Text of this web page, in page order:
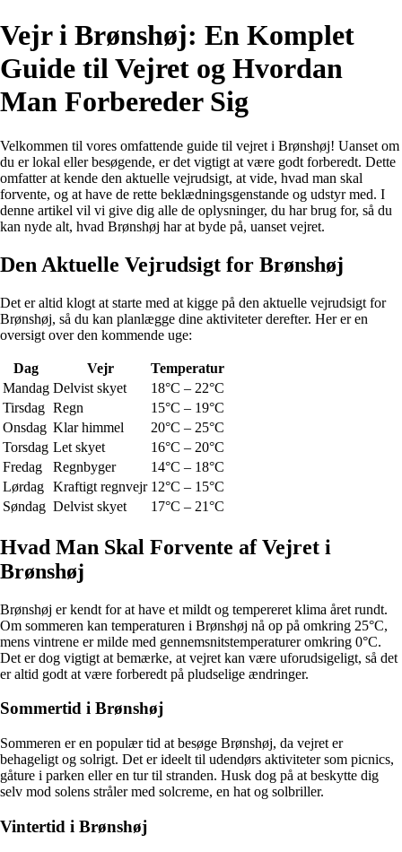
Vejr i Brønshøj: En Komplet
Guide til Vejret og Hvordan
Man Forbereder Sig
Velkommen til vores omfattende guide til vejret i Brønshøj! Uanset om
du er lokal eller besøgende, er det vigtigt at være godt forberedt. Dette
omfatter at kende den aktuelle vejrudsigt, at vide, hvad man skal
forvente, og at have de rette beklædningsgenstande og udstyr med. I
denne artikel vil vi give dig alle de oplysninger, du har brug for, så du
kan nyde alt, hvad Brønshøj har at byde på, uanset vejret.
Den Aktuelle Vejrudsigt for Brønshøj
Det er altid klogt at starte med at kigge på den aktuelle vejrudsigt for
Brønshøj, så du kan planlægge dine aktiviteter derefter. Her er en
oversigt over den kommende uge:
Dag Vejr
Temperatur
Mandag Delvist skyet
18°C – 22°C
Tirsdag Regn
15°C – 19°C
Onsdag Klar himmel
20°C – 25°C
Torsdag Let skyet
16°C – 20°C
Fredag
Regnbyger
14°C – 18°C
Lørdag Kraftigt regnvejr 12°C – 15°C
Søndag Delvist skyet 17°C – 21°C
Hvad Man Skal Forvente af Vejret i
Brønshøj
Brønshøj er kendt for at have et mildt og tempereret klima året rundt.
Om sommeren kan temperaturen i Brønshøj nå op på omkring 25°C,
mens vintrene er milde med gennemsnitstemperaturer omkring 0°C.
Det er dog vigtigt at bemærke, at vejret kan være uforudsigeligt, så det
er altid godt at være forberedt på pludselige ændringer.
Sommertid i Brønshøj
Sommeren er en populær tid at besøge Brønshøj, da vejret er
behageligt og solrigt. Det er ideelt til udendørs aktiviteter som picnics,
gåture i parken eller en tur til stranden. Husk dog på at beskytte dig
selv mod solens stråler med solcreme, en hat og solbriller.
Vintertid i Brønshøj